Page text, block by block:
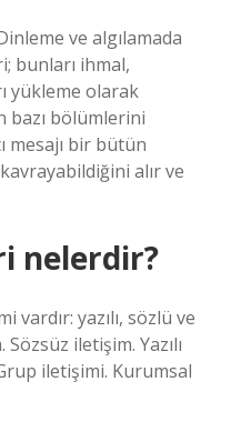
ve algılamada
bunları ihmal,
yükleme olarak
bazı bölümlerini
mesajı bir bütün
alır ve
nelerdir?
yazılı, sözlü ve
iletişim. Yazılı
iletişimi. Kurumsal